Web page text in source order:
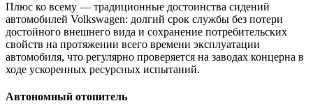
Плюс ко всему — традиционные достоинства сидений
автомобилей Volkswagen: долгий срок службы без потери
достойного внешнего вида и сохранение потребительских
свойств на протяжении всего времени эксплуатации
автомобиля, что регулярно проверяется на заводах концерна в
ходе ускоренных ресурсных испытаний.
Автономный отопитель